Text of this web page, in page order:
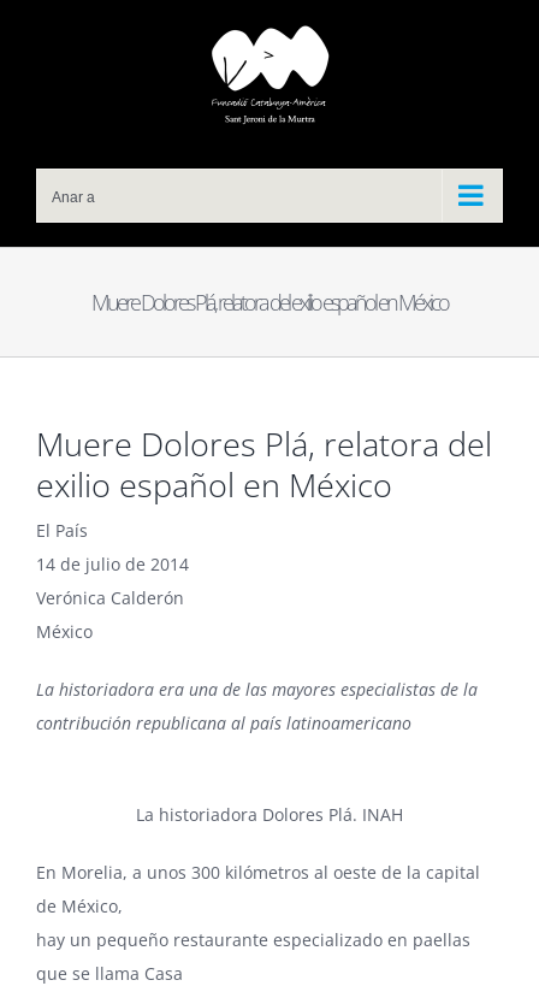
Anar a
Muere Dolores Plá, relatora del exilio español en México
Muere Dolores Plá, relatora del
exilio español en México
El País
14 de julio de 2014
Verónica Calderón
México
La historiadora era una de las mayores especialistas de la
contribución republicana al país latinoamericano
La historiadora Dolores Plá. INAH
En Morelia, a unos 300 kilómetros al oeste de la capital
de México,
hay un pequeño restaurante especializado en paellas
que se llama Casa